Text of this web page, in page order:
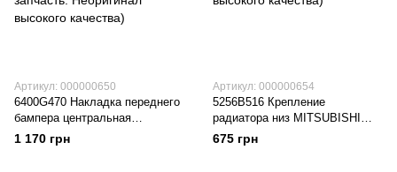
Артикул: 000000650
6400G470 Накладка переднего
бампера центральная
MITSUBISHI OUTLANDER
(2016-18), (6400G470), (Новая
1 170 грн
Артикул: 000000654
5256B516 Крепление
радиатора низ MITSUBISHI
OUTLANDER (2014-20),
(5256B516), (Новая запчасть.
675 грн